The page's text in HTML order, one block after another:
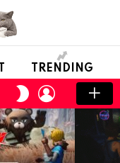
TRENDING
SWITCH
SKIN
LOGIN